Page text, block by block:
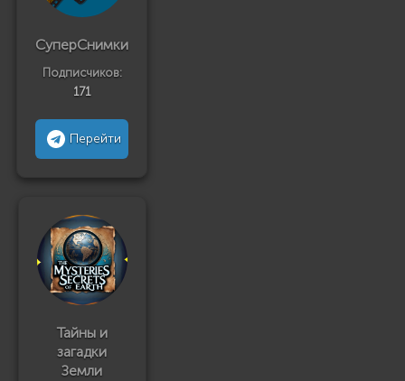
СуперСнимки
Подписчиков:
171
Перейти
Тайны и
загадки
Земли